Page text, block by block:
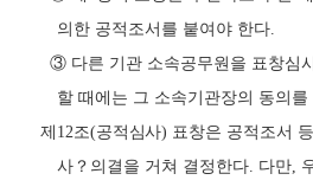
의한 공적조서를 붙여야 한다.
③ 다른 기관 소속공무원을 표창심
할 때에는 그 소속기관장의 동의
제 12조(공적심사) 표창은 공적조서
사？ 의결을 거쳐 결정한다. 다만,